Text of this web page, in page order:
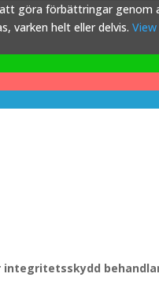
att göra förbättringar
varken helt eller delvis.